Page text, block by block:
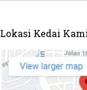
Lokasi Kedai